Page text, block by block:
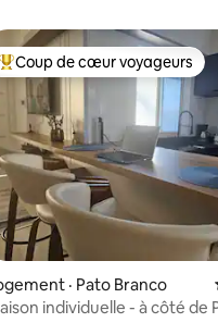
Coup de cœur voyageurs
Coup de cœur voyageurs
· Pato Branco
individuelle - à côté de